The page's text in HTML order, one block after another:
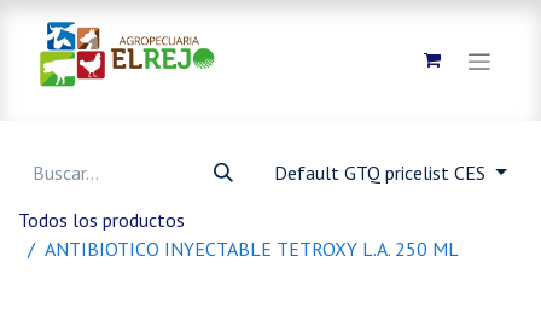
Default GTQ pricelist CES
Todos los productos
ANTIBIOTICO INYECTABLE TETROXY L.A. 250 ML